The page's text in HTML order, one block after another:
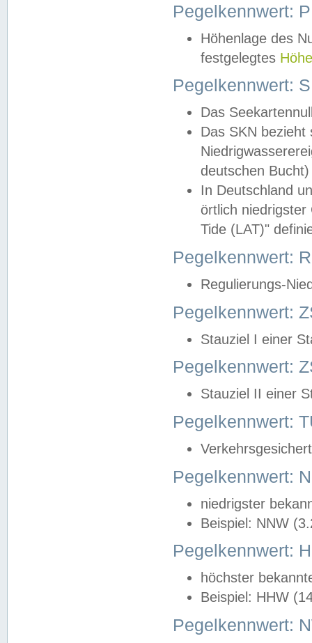
Pegelkennwert:
Höhenlage des
festgelegtes
Pegelkennwert:
Das
Das SKN
deutschen
In Deutschland
örtlich
Tide (LAT)"
Pegelkennwert:
Regulierungs-
Pegelkennwert:
Stauziel I einer
Pegelkennwert:
Stauziel II einer
Pegelkennwert:
Pegelkennwert:
niedrigster
Beispiel: NNW
Pegelkennwert:
höchster
Beispiel: HHW
Pegelkennwert: